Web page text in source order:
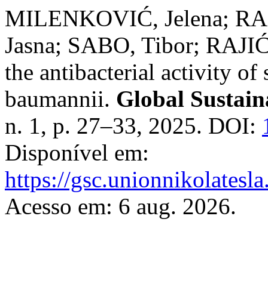
MILENKOVIĆ, Jelena;
Jasna; SABO, Tibor;
the antibacterial activity of
baumannii. Global
n. 1, p. 27–33, 2025. DOI:
Disponível em:
https://
Acesso em: 6 aug. 2026.